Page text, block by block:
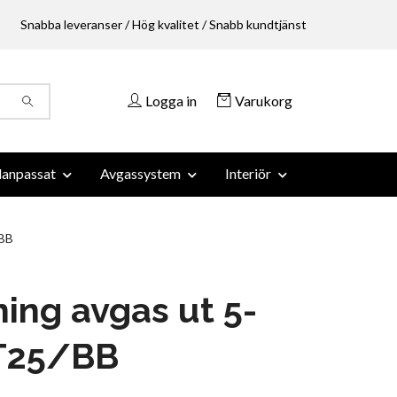
Snabba leveranser / Hög kvalitet / Snabb kundtjänst
Logga in Varukorg
Avgassystem Interiör
avgas ut 5-
BB